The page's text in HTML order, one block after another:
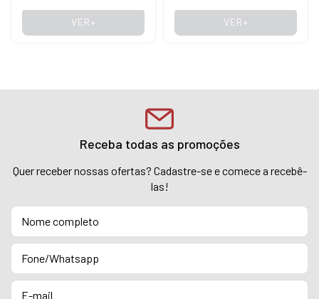
VER+ VER+
Receba todas as promoções
Quer receber nossas ofertas? Cadastre-se e comece a recebê-
las!